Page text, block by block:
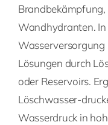
Wandhydranten.
Lösungen durch
oder Reservoirs.
Löschwasser-
Wasserdruck in